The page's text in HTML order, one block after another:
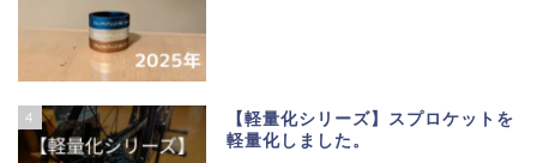
4
【軽量化シリーズ】スプロケットを
軽量化しました。